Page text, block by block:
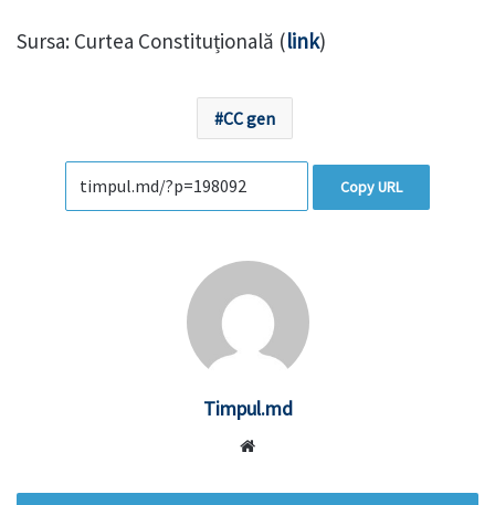
Sursa: Curtea Constituțională (link)
CC gen
Copy URL
Timpul.md